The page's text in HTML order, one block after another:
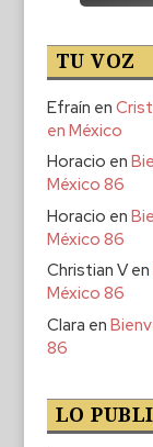
TU VOZ
Efraín en
en México
Horacio en
México 86
Horacio en
México 86
Christian Ven
México 86
Clara en
86
LO